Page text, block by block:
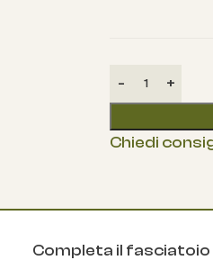
Chiedi
Completa il fasciatoio